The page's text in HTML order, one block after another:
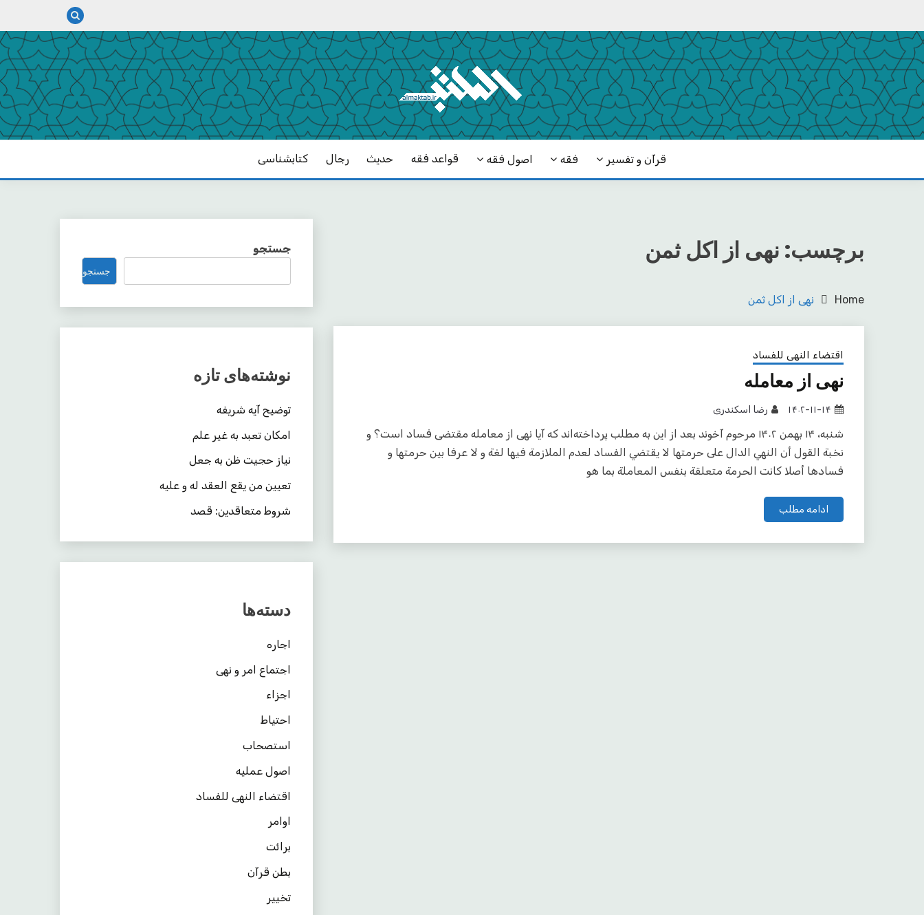
content
مکتب
یادداشت‌های رضا اسکندری
قرآن و تفسیر فقه اصول فقه قواعد فقه حدیث رجال کتابشناسی
برچسب: نهی از اکل ثمن
Home نهی از اکل ثمن
اقتضاء النهی للفساد
نهی از معامله
۱۴۰۲-۱۱-۱۴ رضا اسکندری
شنبه،‌ ۱۴ بهمن ۱۴۰۲ مرحوم آخوند بعد از این به مطلب پرداخته‌اند که آیا نهی از معامله مقتضی فساد است؟ و
نخبة القول أن النهي الدال على حرمتها لا يقتضي الفساد لعدم الملازمة فيها لغة و لا عرفا بين حرمتها و
فسادها أصلا كانت الحرمة متعلقة بنفس المعاملة بما هو
ادامه مطلب
جستجو
جستجو
نوشته‌های تازه
توضیح آیه شریفه
امکان تعبد به غیر علم
نیاز حجیت ظن به جعل
تعیین من یقع العقد له و علیه
شروط متعاقدین: قصد
دسته‌ها
اجاره
اجتماع امر و نهی
اجزاء
احتیاط
استصحاب
اصول عملیه
اقتضاء النهی للفساد
اوامر
برائت
بطن قرآن
تخییر